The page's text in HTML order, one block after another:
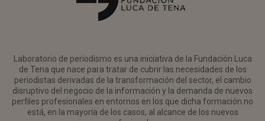
Laboratorio de periodismo es una iniciativa de la Fundación Luca
de Tena que nace para tratar de cubrir las necesidades de los
periodistas derivadas de la transformación del sector, el cambio
disruptivo del negocio de la información y la demanda de nuevos
perfiles profesionales en entornos en los que dicha formación no
está, en la mayoría de los casos, al alcance de los nuevos